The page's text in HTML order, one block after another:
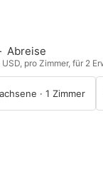
Abreise
pro Zimmer, für 2
· 1 Zimmer